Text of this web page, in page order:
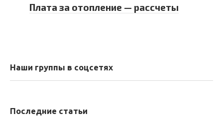
Плата за отопление — рассчеты
Наши группы в соцсетях
Последние статьи